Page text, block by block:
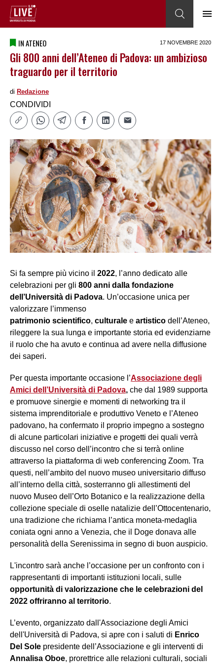
IN ATENEO 17 NOVEMBRE 2020
Gli 800 anni dell’Ateneo di Padova: un ambizioso
traguardo per il territorio
di Redazione
CONDIVIDI
Si fa sempre più vicino il 2022, l’anno dedicato alle
celebrazioni per gli 800 anni dalla fondazione
dell’Università di Padova. Un’occasione unica per
valorizzare l’immenso
patrimonio scientifico, culturale e artistico dell’Ateneo,
rileggere la sua lunga e importante storia ed evidenziarne
il ruolo che ha avuto e continua ad avere nella diffusione
dei saperi.
Per questa importante occasione l’Associazione degli
Amici dell’Università di Padova, che dal 1989 supporta
e promuove sinergie e momenti di networking tra il
sistema imprenditoriale e produttivo Veneto e l’Ateneo
padovano, ha confermato il proprio impegno a sostegno
di alcune particolari iniziative e progetti dei quali verrà
discusso nel corso dell’incontro che si terrà online
attraverso la piattaforma di web conferencing Zoom. Tra
questi, nell’ambito del nuovo museo universitario diffuso
all’interno della città, sosterranno gli allestimenti del
nuovo Museo dell’Orto Botanico e la realizzazione della
collezione speciale di oselle natalizie dell’Ottocentenario,
una tradizione che richiama l’antica moneta-medaglia
coniata ogni anno a Venezia, che il Doge donava alle
personalità della Serenissima in segno di buon auspicio.
L'incontro sarà anche l’occasione per un confronto con i
rappresentanti di importanti istituzioni locali, sulle
opportunità di valorizzazione che le celebrazioni del
2022 offriranno al territorio.
L’evento, organizzato dall'Associazione degli Amici
dell'Università di Padova, si apre con i saluti di Enrico
Del Sole presidente dell’Associazione e gli interventi di
Annalisa Oboe, prorettrice alle relazioni culturali, sociali